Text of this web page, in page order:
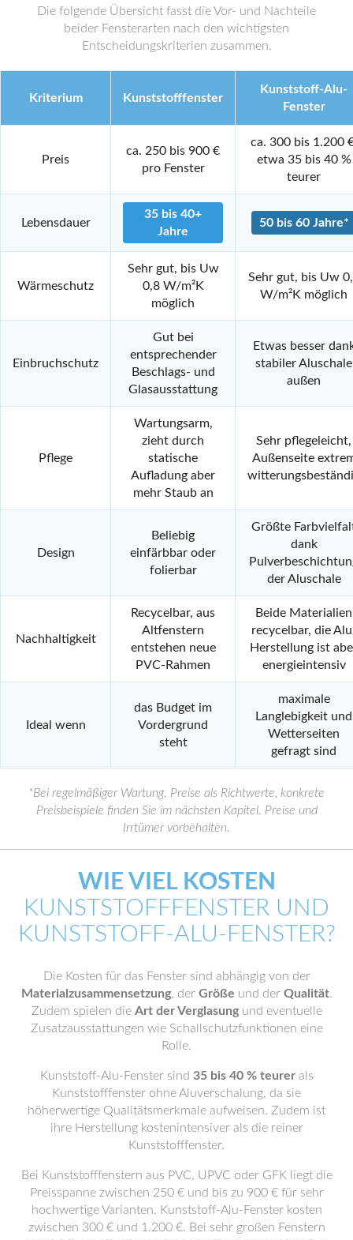
Die folgende Übersicht fasst die Vor- und Nachteile
beider Fensterarten nach den wichtigsten
Entscheidungskriterien zusammen.
Kriterium Kunststofffenster
Kunststoff-Alu-
Fenster
Preis
ca. 250 bis 900 €
pro Fenster
ca. 300 bis 1.200
etwa 35 bis 40 %
teurer
Lebensdauer
35 bis 40+
Jahre
50 bis 60 Jahre*
Wärmeschutz
Sehr gut, bis Uw
0,8 W/m²K
möglich
Sehr gut, bis Uw
W/m²K möglich
Einbruchschutz
Gut bei
entsprechender
Beschlags- und
Glasausstattung
Etwas besser
stabiler Aluschale
außen
Pflege
Wartungsarm,
zieht durch
statische
Aufladung aber
mehr Staub an
Sehr pflegeleicht,
Außenseite
Design
Beliebig
einfärbbar oder
folierbar
Größte
dank
der Aluschale
Nachhaltigkeit
Recycelbar, aus
Altfenstern
entstehen neue
PVC-Rahmen
Beide Materialien
recycelbar, die
Herstellung ist
energieintensiv
Ideal wenn
das Budget im
Vordergrund
steht
maximale
Langlebigkeit und
Wetterseiten
gefragt sind
*Bei regelmäßiger Wartung. Preise als Richtwerte, konkrete
Preisbeispiele finden Sie im nächsten Kapitel. Preise und
Irrtümer vorbehalten.
WIE VIEL KOSTEN
KUNSTSTOFFFENSTER UND
KUNSTSTOFF-ALU-FENSTER?
Die Kosten für das Fenster sind abhängig von der
Materialzusammensetzung, der Größe und der Qualität.
Zudem spielen die Art der Verglasungund eventuelle
Zusatzausstattungen wie Schallschutzfunktionen eine
Rolle.
Kunststoff-Alu-Fenster sind 35 bis 40 % teurerals
Kunststofffenster ohne Aluverschalung, da sie
höherwertige Qualitätsmerkmale aufweisen. Zudem ist
ihre Herstellung kostenintensiver als die reiner
Kunststofffenster.
Bei Kunststofffenstern aus PVC, UPVC oder GFK liegt die
Preisspanne zwischen 250 € und bis zu 900 € für sehr
hochwertige Varianten. Kunststoff-Alu-Fenster kosten
zwischen 300 € und 1.200 €. Bei sehr großen Fenstern